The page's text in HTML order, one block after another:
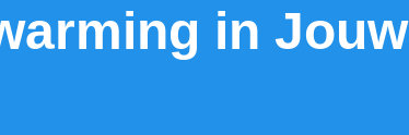
in Jouw